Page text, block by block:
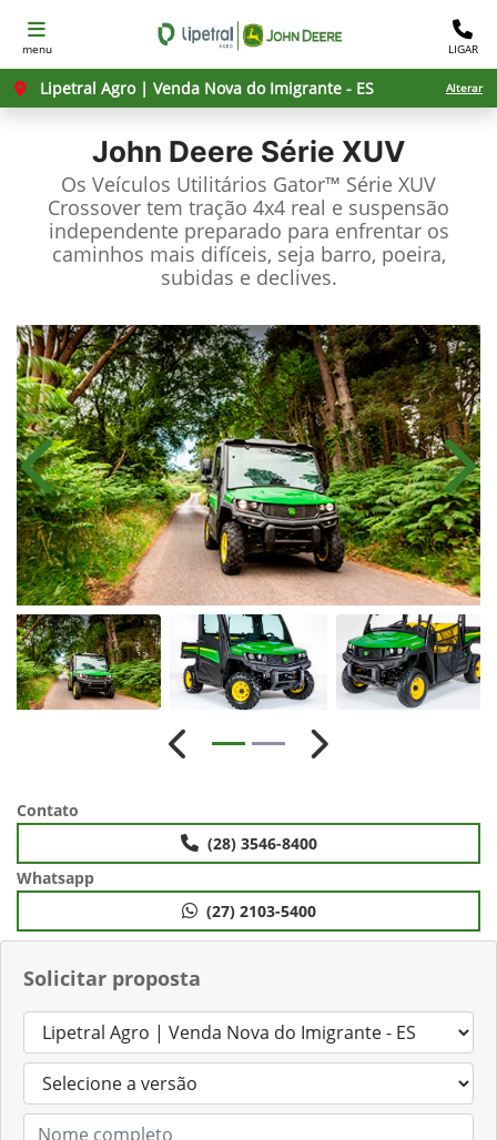
menu LIGAR
Lipetral Agro | Venda Nova do Imigrante - ES Alterar
John Deere Série XUV
Os Veículos Utilitários Gator™ Série XUV
Crossover tem tração 4x4 real e suspensão
independente preparado para enfrentar os
caminhos mais difíceis, seja barro, poeira,
subidas e declives.
Solicitar proposta
Anterior
Anterior Próximo
Contato
(28) 3546-8400
Whatsapp
(27) 2103-5400